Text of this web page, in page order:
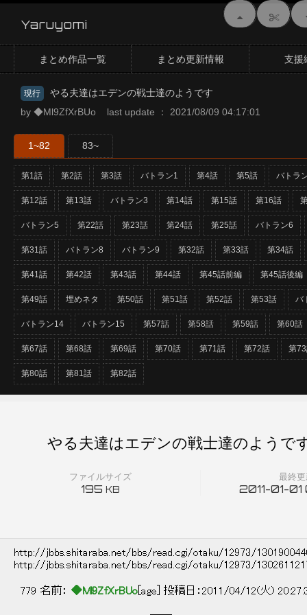
Yaruyomi
まとめ作品一覧 まとめ更新情報 支援
現行
やる夫達はエデンの戦士達のようです
by ◆Ml9ZfXrBUo last update ： 2021/08/09 04:17:01
1~82 83~
第1話 第2話 第3話 バトラン1 第4話 第5話 バトラ
第12話 第13話 バトラン3 第14話 第15話 第16話
バトラン5 第22話 第23話 第24話 第25話 バトラン6
第31話 バトラン8 バトラン9 第32話 第33話 第34話
第41話 第42話 第43話 第44話 第45話前編 第45話後編
第49話 埋めネタ 第50話 第51話 第52話 第53話 バ
バトラン14 バトラン15 第57話 第58話 第59話 第60話
第67話 第68話 第69話 第70話 第71話 第72話 第
第80話 第81話 第82話
ファイルサイズ
195 KB
最終
2011-01-
やる夫達はエデンの戦士達のよう
http://jbbs.shitaraba.net/bbs/read.cgi/otaku/12973/
http://jbbs.shitaraba.net/bbs/read.cgi/otaku/12973/
779 名前： ◆Ml9ZfXrBUo [age] 投稿日：2011/04/12(火)